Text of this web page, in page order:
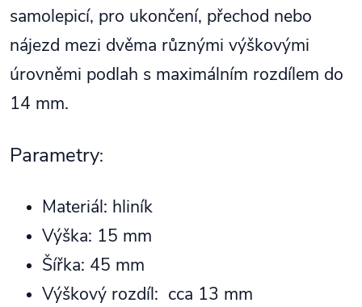
samolepicí, pro ukončení, přechod nebo
nájezd mezi dvěma různými výškovými
úrovněmi podlah s maximálním rozdílem do
14 mm.
Parametry:
Materiál: hliník
Výška: 15 mm
Šířka: 45 mm
Výškový rozdíl: cca 13 mm